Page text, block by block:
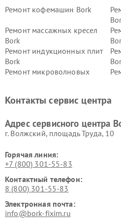
Ремонт кофемашин Bork
Ремонт массажных кресел
Bork
Ремонт индукционных плит
Bork
Ремонт микроволновых
воздуха Bork
Bork
Контакты сервис центра
Адрес сервисного центра
г. Волжский, площадь Труда, 10
Горячая линия:
+7 (800) 301-55-83
Контактный телефон:
8 (800) 301-55-83
Электронная почта:
info@bork-fixim.ru